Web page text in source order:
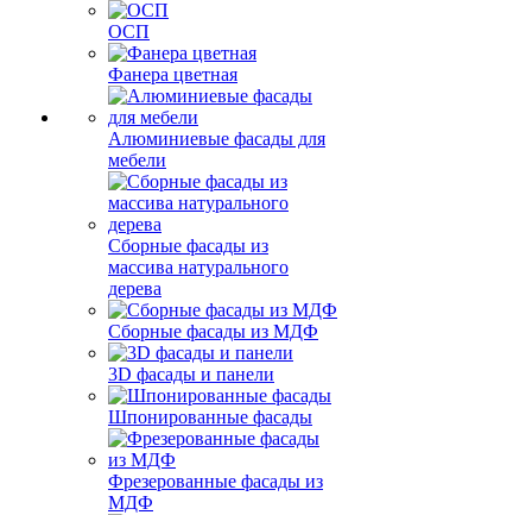
ОСП
Фанера цветная
Алюминиевые фасады для
мебели
Сборные фасады из
массива натурального
дерева
Сборные фасады из МДФ
3D фасады и панели
Шпонированные фасады
Фрезерованные фасады из
МДФ